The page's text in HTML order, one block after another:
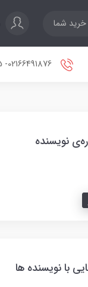
شما
نویسنده
با نویسنده ها